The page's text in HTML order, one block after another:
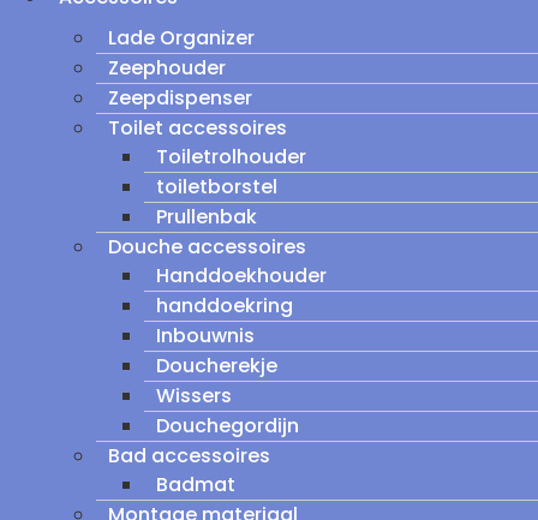
Lade Organizer
Zeephouder
Zeepdispenser
Toilet accessoires
Toiletrolhouder
toiletborstel
Prullenbak
Douche accessoires
Handdoekhouder
handdoekring
Inbouwnis
Doucherekje
Wissers
Douchegordijn
Bad accessoires
Badmat
Montage materiaal